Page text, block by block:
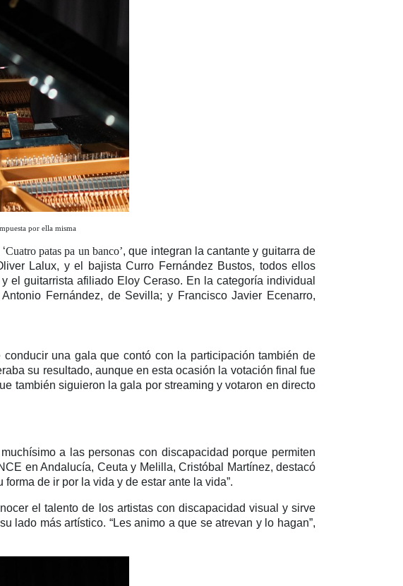
por ella misma
Cuatro patas pa un banco’, que integran la cantante y guitarra de
Lalux, y el bajista Curro Fernández Bustos, todos ellos
el guitarrista afiliado Eloy Ceraso. En la categoría individual
Fernández, de Sevilla; y Francisco Javier Ecenarro,
una gala que contó con la participación también de
su resultado, aunque en esta ocasión la votación final fue
también siguieron la gala por streaming y votaron en directo
a las personas con discapacidad porque permiten
en Andalucía, Ceuta y Melilla, Cristóbal Martínez, destacó
de ir por la vida y de estar ante la vida”.
el talento de los artistas con discapacidad visual y sirve
lado más artístico. “Les animo a que se atrevan y lo hagan”,